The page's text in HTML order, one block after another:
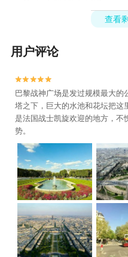
查看
用户评论


巴黎战神广场是发过规模最大
塔之下，巨大的水池和花坛把这
是法国战士凯旋欢迎的地方，
势。